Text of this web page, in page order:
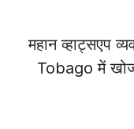
महान व्हाट्सएप
Tobago में खोज